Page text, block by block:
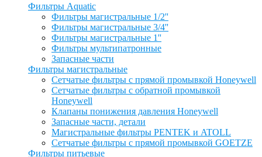
Фильтры Aquatic
Фильтры магистральные 1/2''
Фильтры магистральные 3/4''
Фильтры магистральные 1''
Фильтры мультипатронные
Запасные части
Фильтры магистральные
Сетчатые фильтры с прямой промывкой Honeywell
Сетчатые фильтры с обратной промывкой
Honeywell
Клапаны понижения давления Honeywell
Запасные части, детали
Магистральные фильтры PENTEK и ATOLL
Сетчатые фильтры с прямой промывкой GOETZE
Фильтры питьевые